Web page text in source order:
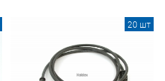
20 шт